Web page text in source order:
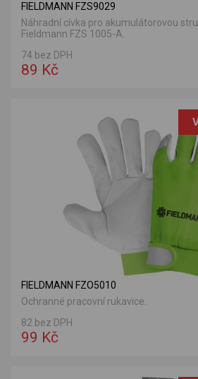
FIELDMANN FZS9029
Náhradní cívka pro akumulátorovou
Fieldmann FZS 1005-A.
74 bez DPH
89 Kč
FIELDMANN FZO5010
Ochranné pracovní rukavice.
82 bez DPH
99 Kč